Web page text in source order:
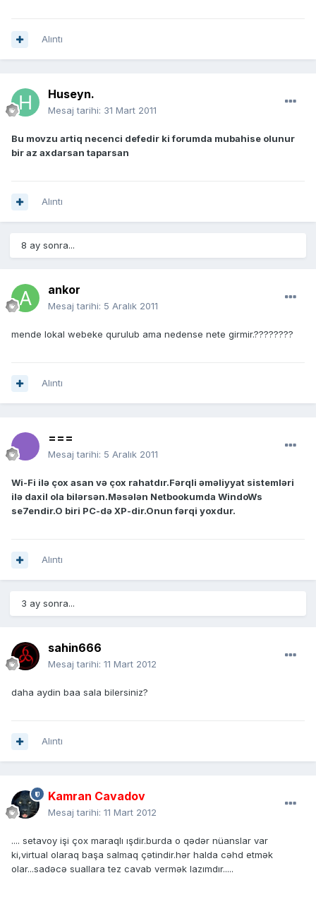
Alıntı
Huseyn.
Mesaj tarihi: 31 Mart 2011
Bu movzu artiq necenci defedir ki forumda mubahise olunur
bir az axdarsan taparsan
Alıntı
8 ay sonra...
ankor
Mesaj tarihi: 5 Aralık 2011
mende lokal webeke qurulub ama nedense nete girmir.????????
Alıntı
===
Mesaj tarihi: 5 Aralık 2011
Wi-Fi ilə çox asan və çox rahatdır.Fərqli əməliyyat sistemləri
ilə daxil ola bilərsən.Məsələn Netbookumda WindoWs
se7endir.O biri PC-də XP-dir.Onun fərqi yoxdur.
Alıntı
3 ay sonra...
sahin666
Mesaj tarihi: 11 Mart 2012
daha aydin baa sala bilersiniz?
Alıntı
Kamran Cavadov
Mesaj tarihi: 11 Mart 2012
.... setavoy işi çox maraqlı ışdir.burda o qədər nüanslar var
ki,virtual olaraq başa salmaq çətindir.hər halda cəhd etmək
olar...sadəcə suallara tez cavab vermək lazımdır.....